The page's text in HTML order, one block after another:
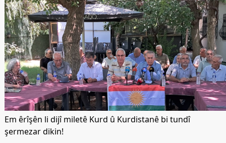
Em êrîşên li dijî miletê Kurd û Kurdistanê bi tundî
şermezar dikin!